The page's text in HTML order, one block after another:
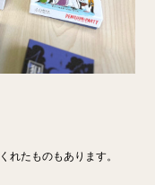
れたものもあります。